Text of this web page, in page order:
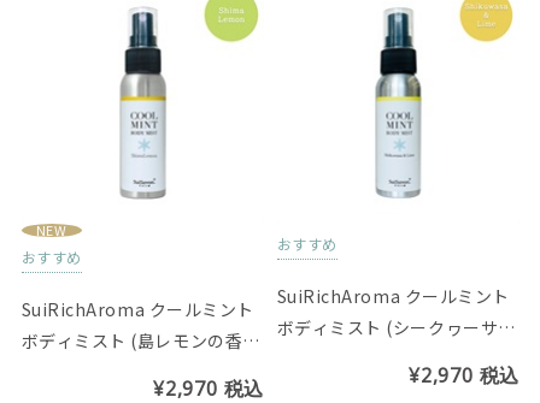
NEW
おすすめ
SuiRichAroma クールミント
ボディミスト (島レモンの香
¥2,970 税込
おすすめ
SuiRichAroma クールミント
ボディミスト (シークヮーサー
¥2,970 税込